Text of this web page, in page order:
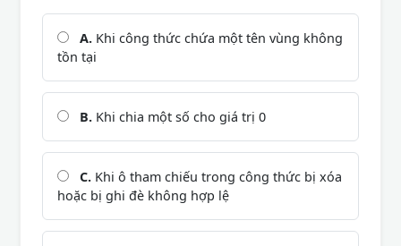
A. Khi công thức chứa một tên vùng không
tồn tại
B. Khi chia một số cho giá trị 0
C. Khi ô tham chiếu trong công thức bị xóa
hoặc bị ghi đè không hợp lệ